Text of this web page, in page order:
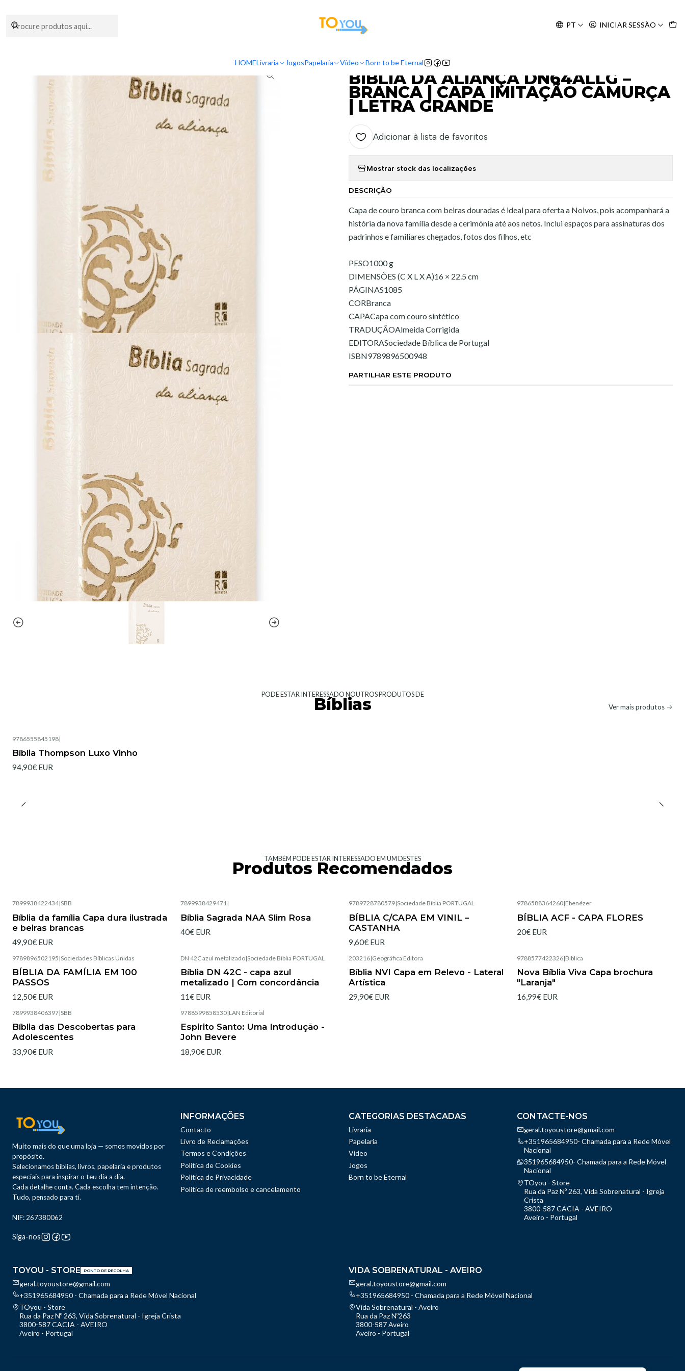
PT INICIAR SESSÃO
HOMELivraria JogosPapelaria Vídeo Born to be Eternal
BÍBLIA DA ALIANÇA DN64ALLG – BRANCA | CAPA IMITAÇÃO CAMURÇA | LETRA GRANDE
|
BÍBLIA DA ALIANÇA DN64ALLG –
BRANCA | CAPA IMITAÇÃO CAMURÇA
| LETRA GRANDE
Adicionar à lista de favoritos
Mostrar stock das localizações
DESCRIÇÃO
Capa de couro branca com beiras douradas é ideal para oferta a Noivos, pois acompanhará a
história da nova família desde a cerimónia até aos netos. Inclui espaços para assinaturas dos
padrinhos e familiares chegados, fotos dos filhos, etc
PESO1000 g
DIMENSÕES (C X L X A)16 × 22.5 cm
PÁGINAS1085
CORBranca
CAPACapa com couro sintético
TRADUÇÃOAlmeida Corrigida
EDITORASociedade Bíblica de Portugal
ISBN9789896500948
PARTILHAR ESTE PRODUTO
PODE ESTAR INTERESSADO NOUTROS PRODUTOS DE
Bíblias Ver mais produtos
9786555845198|
Bíblia Thompson Luxo Vinho
94,90€ EUR
TAMBÉM PODE ESTAR INTERESSADO EM UM DESTES
Produtos Recomendados
7899938422434|SBB
Bíblia da família Capa dura ilustrada
e beiras brancas
49,90€ EUR
7899938429471|
Bíblia Sagrada NAA Slim Rosa
40€ EUR
9789728780579|Sociedade Bíblia PORTUGAL
BÍBLIA C/CAPA EM VINIL –
CASTANHA
9,60€ EUR
9786588364260|Ebenéze r
BÍBLIA ACF - CAPA FLORES
20€ EUR
9789896502195 |Sociedades Bíblicas Unidas
BÍBLIA DA FAMÍLIA EM 100
PASSOS
12,50€ EUR
DN 42C azul metalizado|Sociedade Bíblia PORTUGAL
Bíblia DN 42C - capa azul
metalizado | Com concordância
11€ EUR
203216|Geográfica Editora
Bíblia NVI Capa em Relevo - Lateral
Artística
29,90€ EUR
9788577422326|Biblica
Nova Bíblia Viva Capa brochura
"Laranja"
16,99€ EUR
7899938406397|SBB
Bíblia das Descobertas para
Adolescentes
33,90€ EUR
9788599858530|LAN Editorial
Espirito Santo: Uma Introdução -
John Bevere
18,90€ EUR
Muito mais do que uma loja — somos movidos por
propósito.
Selecionamos bíblias, livros, papelaria e produtos
especiais para inspirar o teu dia a dia.
Cada detalhe conta. Cada escolha tem intenção.
Tudo, pensado para ti.
NIF: 267380062
Siga-nos
INFORMAÇÕES
Contacto
Livro de Reclamações
Termos e Condições
Política de Cookies
Política de Privacidade
Politica de reembolso e cancelamento
CATEGORIAS DESTACADAS
Livraria
Papelaria
Vídeo
Jogos
Born to be Eternal
CONTACTE-NOS
geral.toyoustore@gmail.com
+351965684950- Chamada para a Rede Móvel
Nacional
351965684950- Chamada para a Rede Móvel
Nacional
TOyou - Store
Rua da Paz Nº 263, Vida Sobrenatural - Igreja
Crista
3800-587 CACIA - AVEIRO
Aveiro - Portugal
TOYOU - STORE PONTO DE RECOLHA
geral.toyoustore@gmail.com
+351965684950 - Chamada para a Rede Móvel Nacional
TOyou - Store
Rua da Paz Nº 263, Vida Sobrenatural - Igreja Crista
3800-587 CACIA - AVEIRO
Aveiro - Portugal
VIDA SOBRENATURAL - AVEIRO
geral.toyoustore@gmail.com
+351965684950 - Chamada para a Rede Móvel Nacional
Vida Sobrenatural - Aveiro
Rua da Paz Nº263
3800-587 Aveiro
Aveiro - Portugal